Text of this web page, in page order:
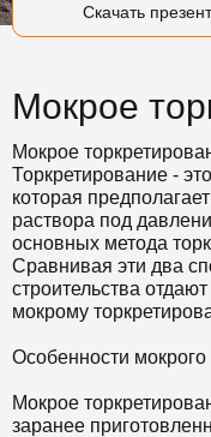
Скачать
Мокрое
Мокрое
Торкретирование -
которая
раствора под
основных метода
Сравнивая эти два
строительства
мокрому
Особенности мокрого
Мокрое
заранее